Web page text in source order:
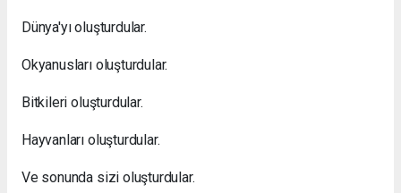
Dünya'yı oluşturdular.
Okyanusları oluşturdular.
Bitkileri oluşturdular.
Hayvanları oluşturdular.
Ve sonunda sizi oluşturdular.